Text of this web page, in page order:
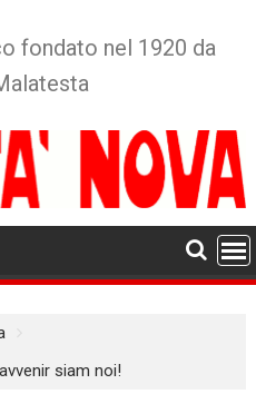
fondato nel 1920 da
siam noi!